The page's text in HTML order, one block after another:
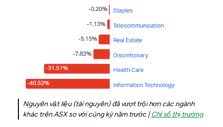
Nguyên vật liệu (tài nguyên) đã vượt trội hơn các ngành
khác trên ASX so với cùng kỳ năm trước |Chỉ số thị trường